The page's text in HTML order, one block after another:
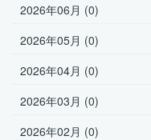
2026年06月 (0)
2026年05月 (0)
2026年04月 (0)
2026年03月 (0)
2026年02月 (0)